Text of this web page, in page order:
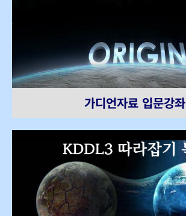
가디언자료 입문강좌